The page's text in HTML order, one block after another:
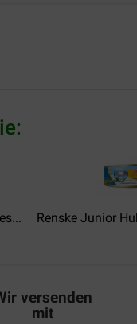
vies en open er word
Renske Junior
versenden
mit